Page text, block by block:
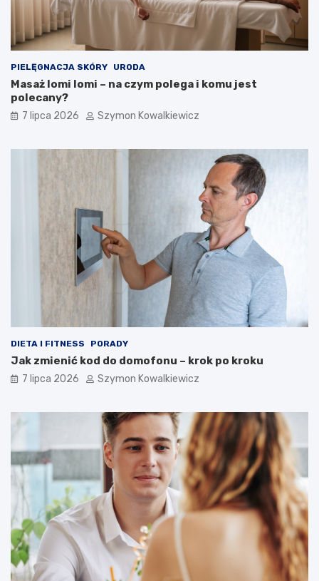
PIELĘGNACJA SKÓRY URODA
Masaż lomi lomi – na czym polega i komu jest
polecany?
7 lipca 2026 Szymon Kowalkiewicz
DIETA I FITNESS PORADY
Jak zmienić kod do domofonu – krok po kroku
7 lipca 2026 Szymon Kowalkiewicz